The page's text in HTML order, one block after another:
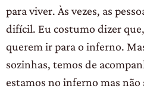
para viver. Às vezes, as
difícil. Eu costumo dizer que,
querem ir para o inferno.
sozinhas, temos de
estamos no inferno mas não